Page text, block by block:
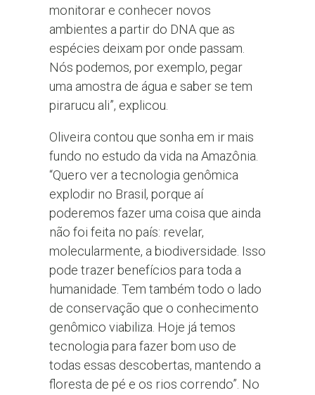
monitorar e conhecer novos
ambientes a partir do DNA que as
espécies deixam por onde passam.
Nós podemos, por exemplo, pegar
uma amostra de água e saber se tem
pirarucu ali”, explicou.
Oliveira contou que sonha em ir mais
fundo no estudo da vida na Amazônia.
“Quero ver a tecnologia genômica
explodir no Brasil, porque aí
poderemos fazer uma coisa que ainda
não foi feita no país: revelar,
molecularmente, a biodiversidade. Isso
pode trazer benefícios para toda a
humanidade. Tem também todo o lado
de conservação que o conhecimento
genômico viabiliza. Hoje já temos
tecnologia para fazer bom uso de
todas essas descobertas, mantendo a
floresta de pé e os rios correndo”. No